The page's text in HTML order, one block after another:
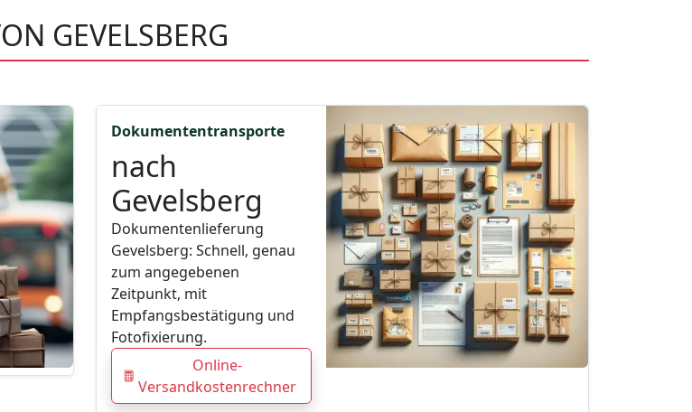
GEVELSBERG
Dokumententransporte
nach
Gevelsberg
Dokumentenlieferung
Gevelsberg: Schnell, genau
zum angegebenen
Zeitpunkt, mit
Empfangsbestätigung und
Fotofixierung.
Online-
Versandkostenrechner